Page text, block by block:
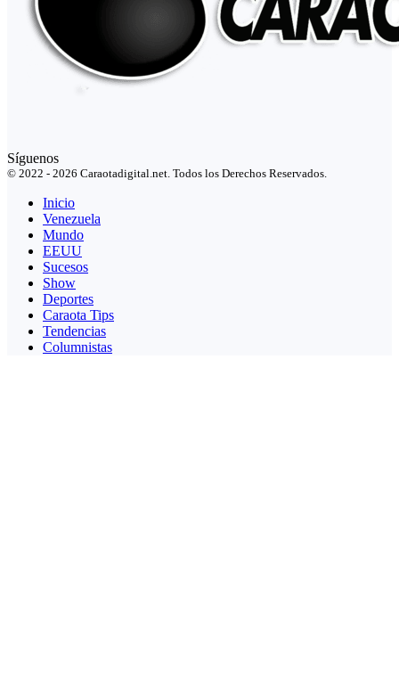
Síguenos
© 2022 - 2026 Caraotadigital.net. Todos los Derechos Reservados.
Inicio
Venezuela
Mundo
EEUU
Sucesos
Show
Deportes
Caraota Tips
Tendencias
Columnistas